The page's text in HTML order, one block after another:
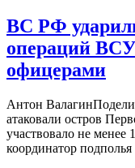
ВС РФ
операций
офицерами
Антон
атаковали остров
участвовало не менее
координатор